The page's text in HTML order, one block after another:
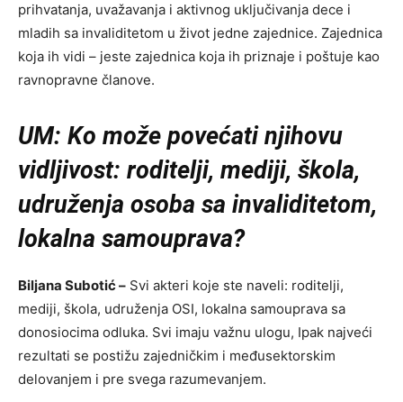
prihvatanja, uvažavanja i aktivnog uključivanja dece i
mladih sa invaliditetom u život jedne zajednice. Zajednica
koja ih vidi – jeste zajednica koja ih priznaje i poštuje kao
ravnopravne članove.
UM: Ko može povećati njihovu
vidljivost: roditelji, mediji, škola,
udruženja osoba sa invaliditetom,
lokalna samouprava?
Biljana Subotić – Svi akteri koje ste naveli: roditelji,
mediji, škola, udruženja OSI, lokalna samouprava sa
donosiocima odluka. Svi imaju važnu ulogu, Ipak najveći
rezultati se postižu zajedničkim i međusektorskim
delovanjem i pre svega razumevanjem.